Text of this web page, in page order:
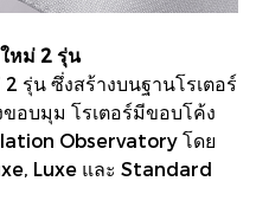
หม่ 2 รุ่น
รุ่น ซึ่งสร้างบนฐานโรเตอร์
อบมุม โรเตอร์มีขอบโค้ง
Observatory โดย
Luxe และ Standard